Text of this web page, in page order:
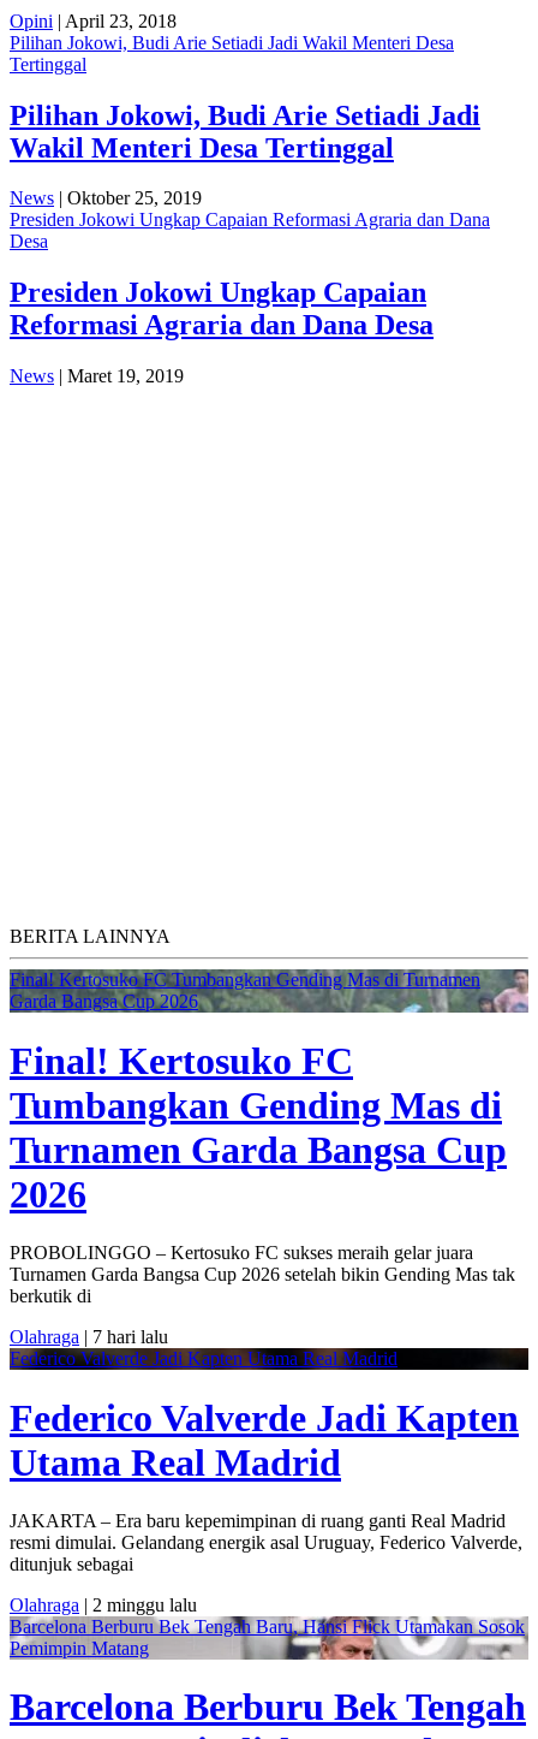
Opini | April 23, 2018
Pilihan Jokowi, Budi Arie Setiadi Jadi Wakil Menteri Desa
Tertinggal
Pilihan Jokowi, Budi Arie Setiadi Jadi
Wakil Menteri Desa Tertinggal
News | Oktober 25, 2019
Presiden Jokowi Ungkap Capaian Reformasi Agraria dan Dana
Desa
Presiden Jokowi Ungkap Capaian
Reformasi Agraria dan Dana Desa
News | Maret 19, 2019
BERITA LAINNYA
Final! Kertosuko FC Tumbangkan Gending Mas di Turnamen
Garda Bangsa Cup 2026
Final! Kertosuko FC
Tumbangkan Gending Mas di
Turnamen Garda Bangsa Cup
2026
PROBOLINGGO – Kertosuko FC sukses meraih gelar juara
Turnamen Garda Bangsa Cup 2026 setelah bikin Gending Mas tak
berkutik di
Olahraga | 7 hari lalu
Federico Valverde Jadi Kapten Utama Real Madrid
Federico Valverde Jadi Kapten
Utama Real Madrid
JAKARTA – Era baru kepemimpinan di ruang ganti Real Madrid
resmi dimulai. Gelandang energik asal Uruguay, Federico Valverde,
ditunjuk sebagai
Olahraga | 2 minggu lalu
Barcelona Berburu Bek Tengah Baru, Hansi Flick Utamakan Sosok
Pemimpin Matang
Barcelona Berburu Bek Tengah